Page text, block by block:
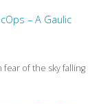
– A Gaulic
of the sky falling